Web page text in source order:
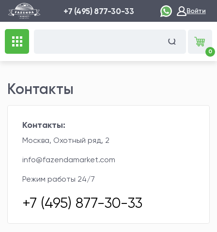
+7 (495) 877-30-33 Войти
0
Контакты
Контакты:
Москва, Охотный ряд, 2
info@fazendamarket.com
Режим работы 24/7
+7 (495) 877-30-33